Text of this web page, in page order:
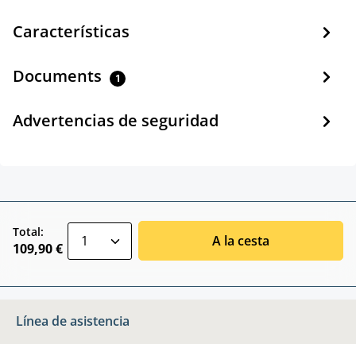
Características
Documents 1
Advertencias de seguridad
Total:
109,90 € A la cesta
Línea de asistencia